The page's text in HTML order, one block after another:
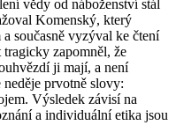
vědy od náboženství stál
Komenský, který
současně vyzýval ke čtení
zapomněl, že
ji mají, a není
prvotně slovy:
Výsledek závisí na
a individuální etika jsou